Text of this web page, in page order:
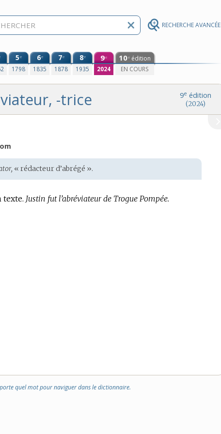
RECHERCHE AVANCÉE
5e
1798
6e
1835
7e
1878
8e
1935
9e
2024
10e édition
EN COURS
9e édition
(2024)
-trice
« rédacteur d’abrégé ».
texte. Justin fut l’abréviateur de Trogue Pompée.
quel mot pour naviguer dans le dictionnaire.